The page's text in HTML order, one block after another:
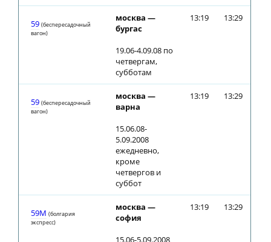
59 (беспересадочный
вагон)
москва —
бургас
19.06-4.09.08 по
четвергам,
субботам
13:19 13:29
59 (беспересадочный
вагон)
москва —
варна
15.06.08-
5.09.2008
ежедневно,
кроме
четвергов и
суббот
13:19 13:29
59М (болгария
экспресс)
москва —
софия
15.06-5.09.2008
13:19 13:29